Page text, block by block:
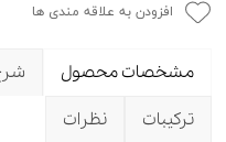
افزودن به علاقه مندی ها
مشخصات محصول
ترکیبات
نظرات